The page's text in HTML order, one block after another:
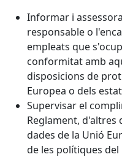
Informar i
responsable o
empleats que
conformitat amb
disposicions de
Europea o dels
Supervisar el
Reglament, d'altres
dades de la Unió
de les polítiques